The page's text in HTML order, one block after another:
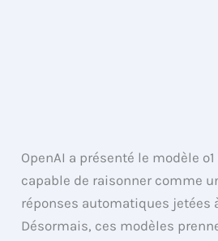
OpenAI a présenté le modèle
capable de raisonner comme
réponses automatiques jetées
Désormais, ces modèles